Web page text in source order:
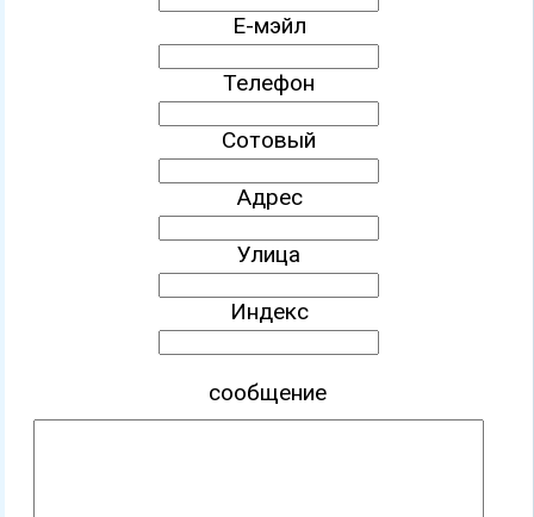
Е-мэйл
Телефон
Сотовый
Адрес
Улица
Индекс
сообщение